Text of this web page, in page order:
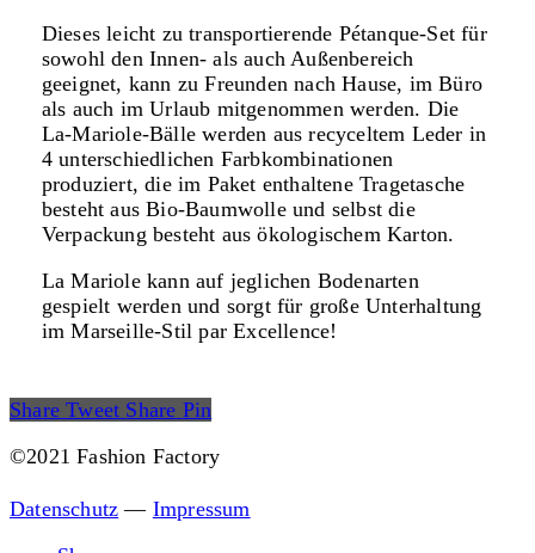
Dieses leicht zu transportierende Pétanque-Set für
sowohl den Innen- als auch Außenbereich
geeignet, kann zu Freunden nach Hause, im Büro
als auch im Urlaub mitgenommen werden. Die
La-Mariole-Bälle werden aus recyceltem Leder in
4 unterschiedlichen Farbkombinationen
produziert, die im Paket enthaltene Tragetasche
besteht aus Bio-Baumwolle und selbst die
Verpackung besteht aus ökologischem Karton.
La Mariole kann auf jeglichen Bodenarten
gespielt werden und sorgt für große Unterhaltung
im Marseille-Stil par Excellence!
Share Tweet Share Pin
©2021 Fashion Factory
Datenschutz — Impressum